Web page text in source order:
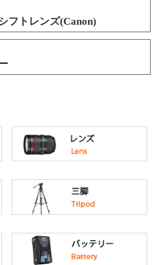
フトレンズ(Canon)